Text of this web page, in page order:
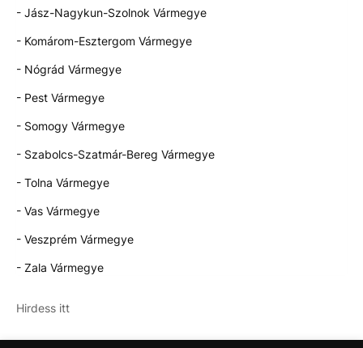
- Jász-Nagykun-Szolnok Vármegye
- Komárom-Esztergom Vármegye
- Nógrád Vármegye
- Pest Vármegye
- Somogy Vármegye
- Szabolcs-Szatmár-Bereg Vármegye
- Tolna Vármegye
- Vas Vármegye
- Veszprém Vármegye
- Zala Vármegye
Hirdess itt